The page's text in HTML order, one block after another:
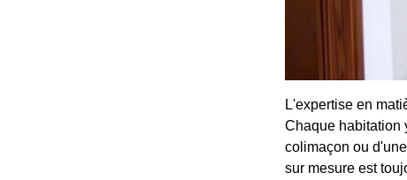
L'expertise en
Chaque habitation
colimaçon ou
sur mesure est